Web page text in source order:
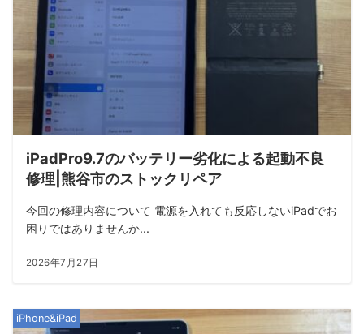
iPadPro9.7のバッテリー劣化による起動不良
修理|熊谷市のストックリペア
今回の修理内容について 電源を入れても反応しないiPadでお
困りではありませんか...
2026年7月27日
iPhone&iPad